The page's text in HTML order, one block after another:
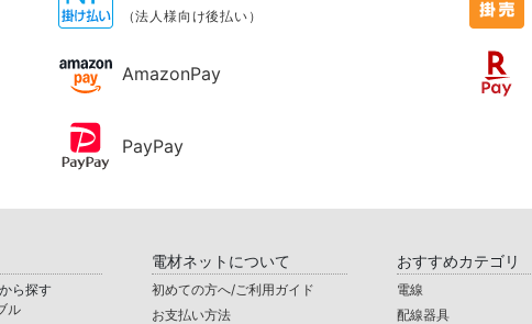
（法人様向け後払い）
AmazonPay
PayPay
ら探す
ル
電材ネットについて
初めての方へ/ご利用ガイド
お支払い方法
おすすめカテゴリ
電線
配線器具